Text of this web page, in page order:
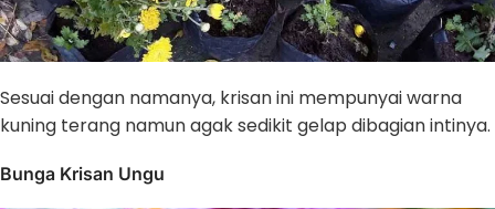
Sesuai dengan namanya, krisan ini mempunyai warna
kuning terang namun agak sedikit gelap dibagian intinya.
Bunga Krisan Ungu